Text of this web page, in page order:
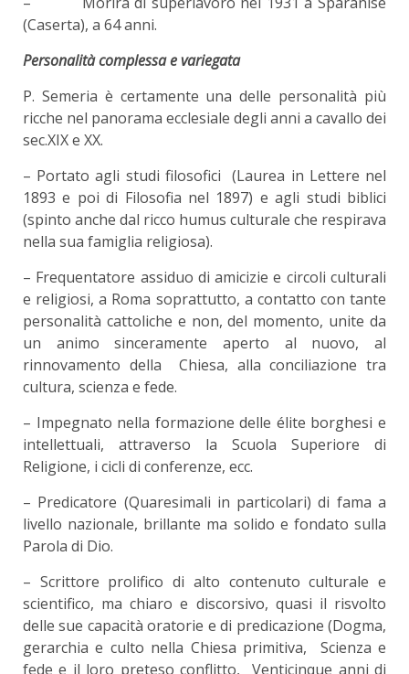
(Caserta), a 64 anni.
Personalità complessa e variegata
P. Semeria è certamente una delle personalità più
ricche nel panorama ecclesiale degli anni a cavallo dei
sec.XIX e XX.
– Portato agli studi filosofici (Laurea in Lettere nel
1893 e poi di Filosofia nel 1897) e agli studi biblici
(spinto anche dal ricco humus culturale che respirava
nella sua famiglia religiosa).
– Frequentatore assiduo di amicizie e circoli culturali
e religiosi, a Roma soprattutto, a contatto con tante
personalità cattoliche e non, del momento, unite da
un animo sinceramente aperto al nuovo, al
rinnovamento della Chiesa, alla conciliazione tra
cultura, scienza e fede.
– Impegnato nella formazione delle élite borghesi e
intellettuali, attraverso la Scuola Superiore di
Religione, i cicli di conferenze, ecc.
– Predicatore (Quaresimali in particolari) di fama a
livello nazionale, brillante ma solido e fondato sulla
Parola di Dio.
– Scrittore prolifico di alto contenuto culturale e
scientifico, ma chiaro e discorsivo, quasi il risvolto
delle sue capacità oratorie e di predicazione (Dogma,
gerarchia e culto nella Chiesa primitiva, Scienza e
fede e il loro preteso conflitto, Venticinque anni di